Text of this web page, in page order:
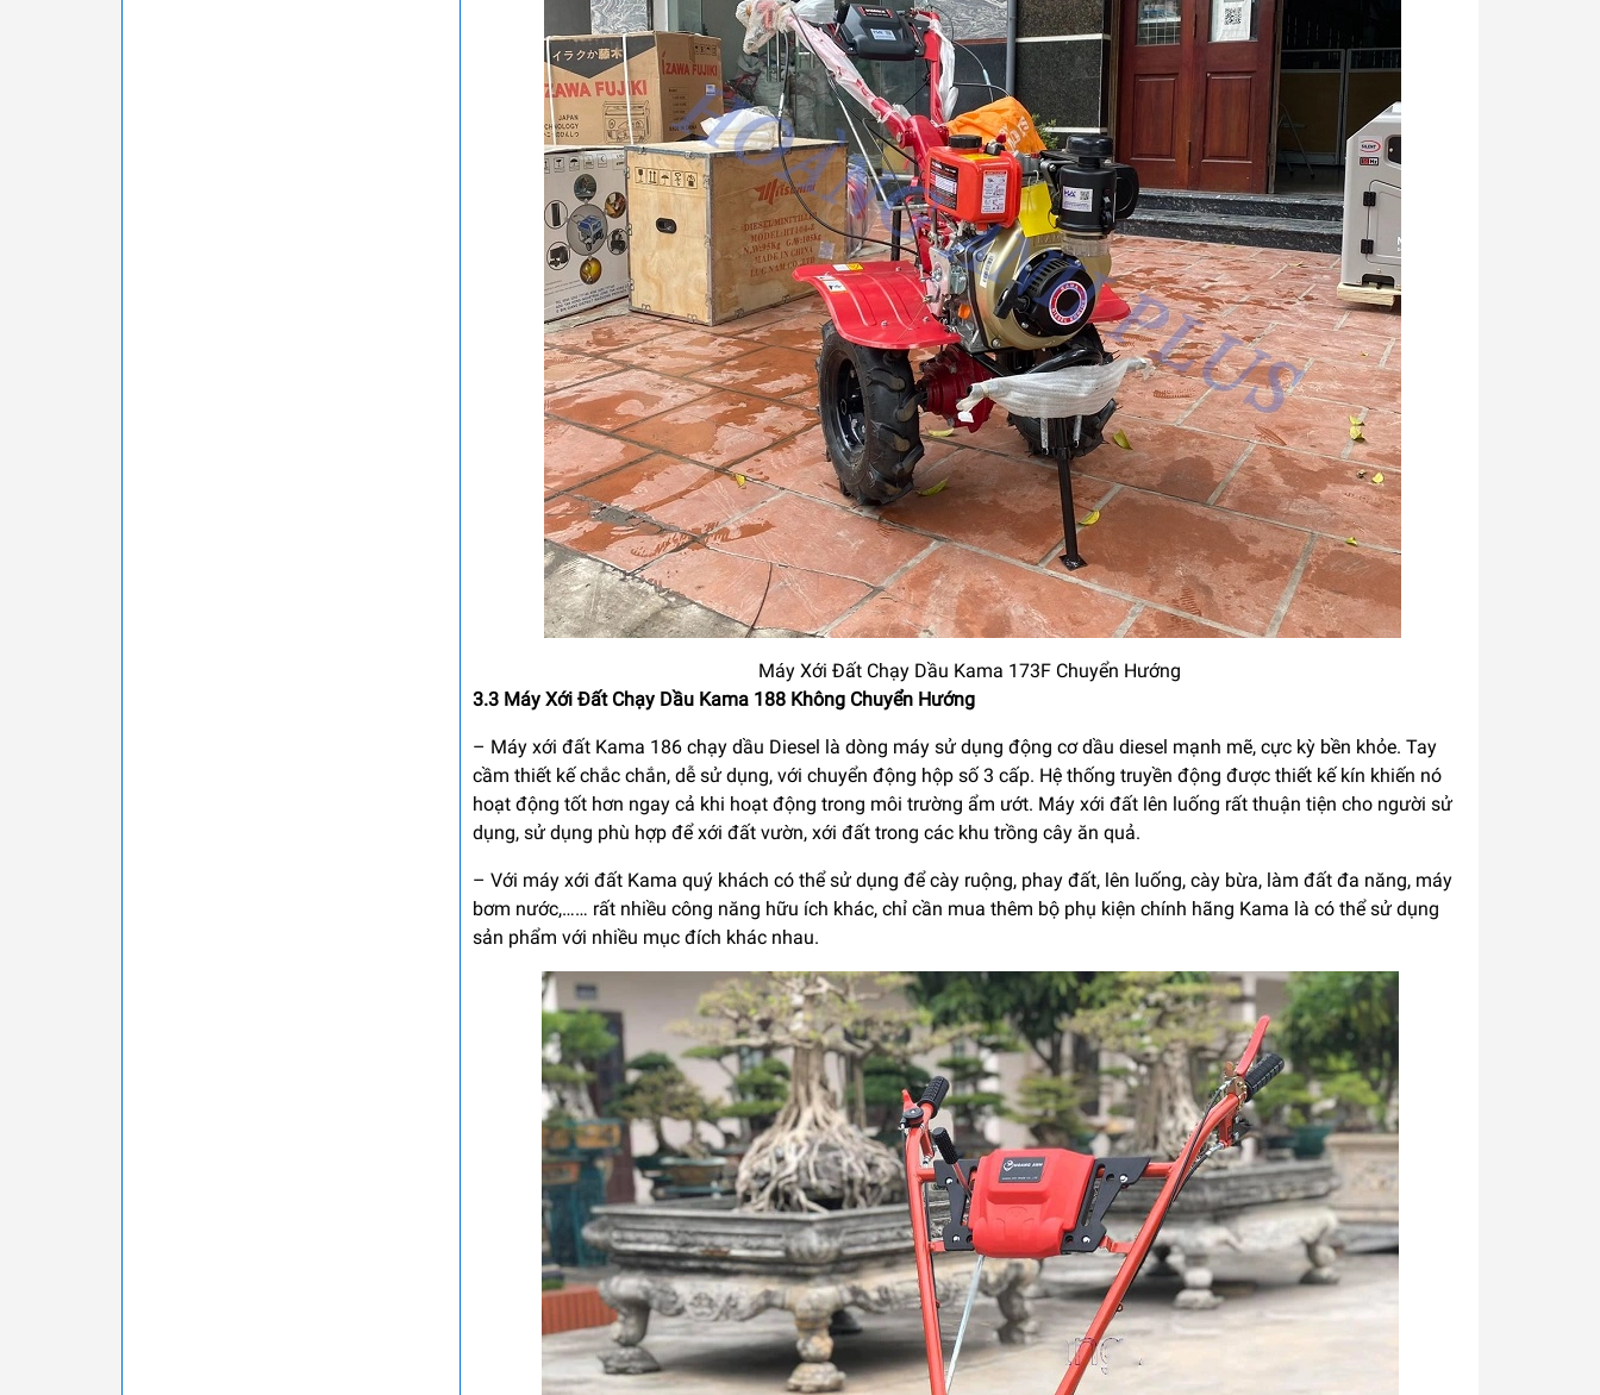
Máy Xới Đất Chạy Dầu Kama 173F Chuyển Hướng
3.3 Máy Xới Đất Chạy Dầu Kama 188 Không Chuyển Hướng
– Máy xới đất Kama 186 chạy dầu Diesel là dòng máy sử dụng động cơ dầu diesel mạnh mẽ, cực kỳ bền khỏe. Tay
cầm thiết kế chắc chắn, dễ sử dụng, với chuyển động hộp số 3 cấp. Hệ thống truyền động được thiết kế kín khiến nó
hoạt động tốt hơn ngay cả khi hoạt động trong môi trường ẩm ướt. Máy xới đất lên luống rất thuận tiện cho người sử
dụng, sử dụng phù hợp để xới đất vườn, xới đất trong các khu trồng cây ăn quả.
– Với máy xới đất Kama quý khách có thể sử dụng để cày ruộng, phay đất, lên luống, cày bừa, làm đất đa năng, máy
bơm nước,…… rất nhiều công năng hữu ích khác, chỉ cần mua thêm bộ phụ kiện chính hãng Kama là có thể sử dụng
sản phẩm với nhiều mục đích khác nhau.